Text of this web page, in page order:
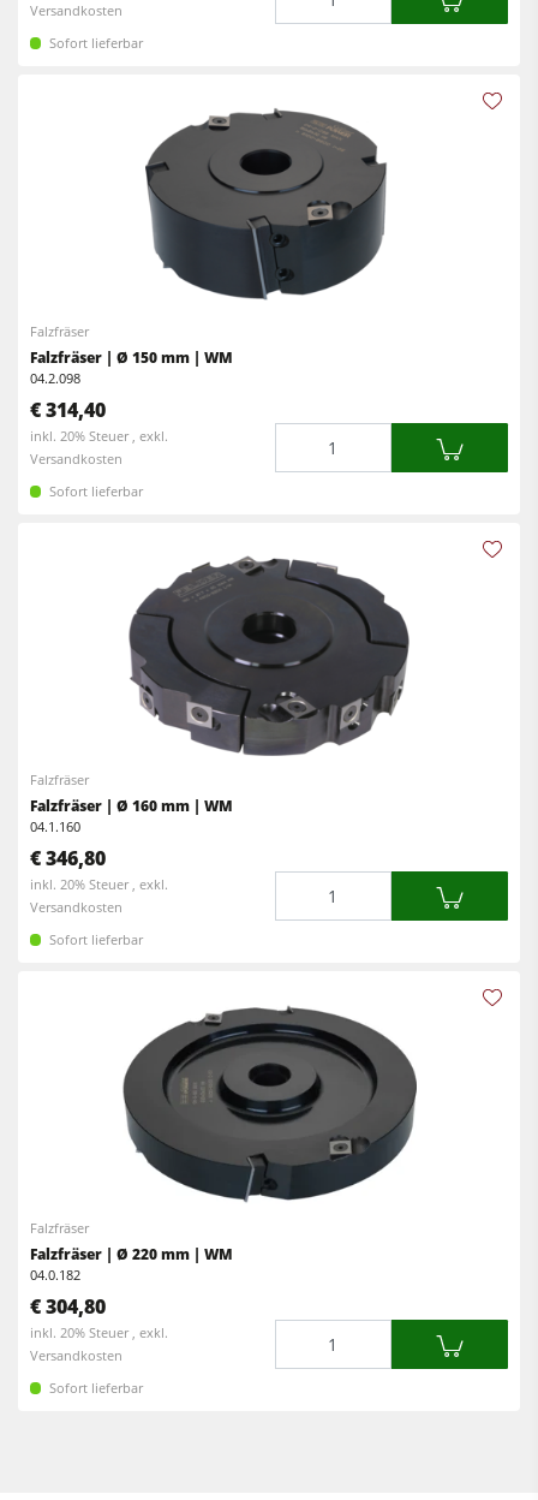
Versandkosten
Sofort lieferbar
Falzfräser
Falzfräser | Ø 150 mm | WM
04.2.098
€ 314,40
inkl. 20% Steuer , exkl.
Versandkosten
Sofort lieferbar
Falzfräser
Falzfräser | Ø 160 mm | WM
04.1.160
€ 346,80
inkl. 20% Steuer , exkl.
Versandkosten
Sofort lieferbar
Falzfräser
Falzfräser | Ø 220 mm | WM
04.0.182
€ 304,80
inkl. 20% Steuer , exkl.
Versandkosten
Sofort lieferbar